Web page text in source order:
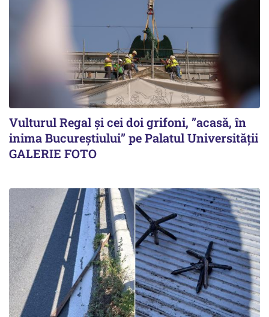
Vulturul Regal și cei doi grifoni, ”acasă, în
inima Bucureștiului” pe Palatul Universității
GALERIE FOTO